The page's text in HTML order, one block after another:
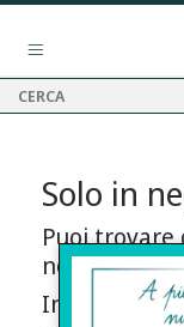
Solo in
Puoi trovare
nostri punti
Info contatti